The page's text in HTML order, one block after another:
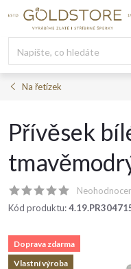
Na řetízek
Přívěsek
Kód produktu:
Doprava zdarma
Vlastní výroba